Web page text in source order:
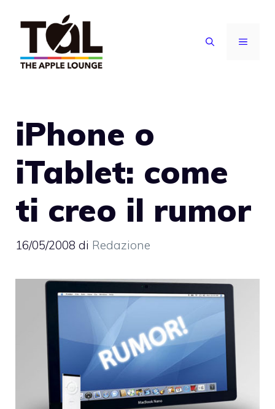
contenuto
MENU
iPhone o
iTablet: come
ti creo il rumor
16/05/2008 di Redazione